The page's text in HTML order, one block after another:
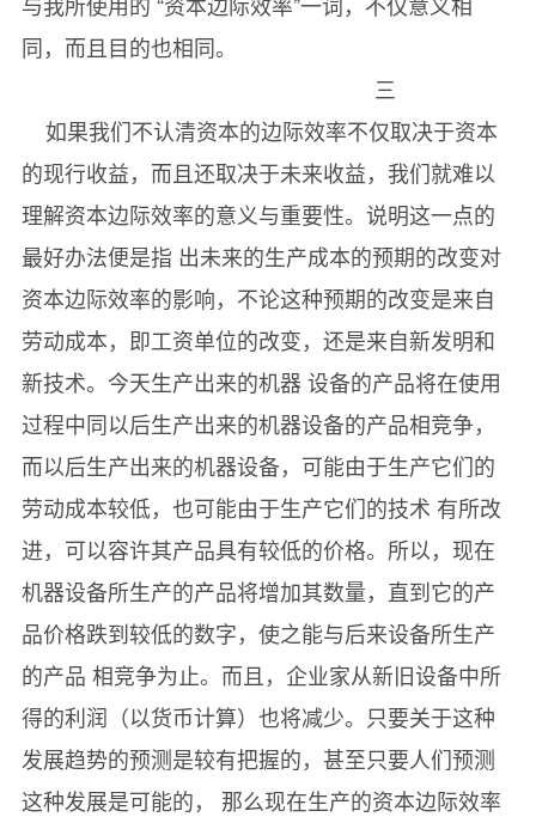
同，而且目的也相同。
三
如果我们不认清资本的边际效率不仅取决于资本
的现行收益，而且还取决于未来收益，我们就难以
理解资本边际效率的意义与重要性。说明这一点的
最好办法便是指 出未来的生产成本的预期的改变对
资本边际效率的影响，不论这种预期的改变是来自
劳动成本，即工资单位的改变，还是来自新发明和
新技术。今天生产出来的机器 设备的产品将在使用
过程中同以后生产出来的机器设备的产品相竞争，
而以后生产出来的机器设备，可能由于生产它们的
劳动成本较低，也可能由于生产它们的技术 有所改
进，可以容许其产品具有较低的价格。所以，现在
机器设备所生产的产品将增加其数量，直到它的产
品价格跌到较低的数字，使之能与后来设备所生产
的产品 相竞争为止。而且，企业家从新旧设备中所
得的利润（以货币计算）也将减少。只要关于这种
发展趋势的预测是较有把握的，甚至只要人们预测
这种发展是可能的， 那么现在生产的资本边际效率